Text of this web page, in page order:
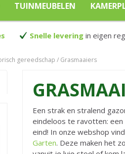
gereedschap Grasmaaiers
TUINMEUBELEN
Snelle leveringin eigen
Een strak en stralend
eindeloos te ravotten:
eind! In onze webshop
Garten. Deze maken het